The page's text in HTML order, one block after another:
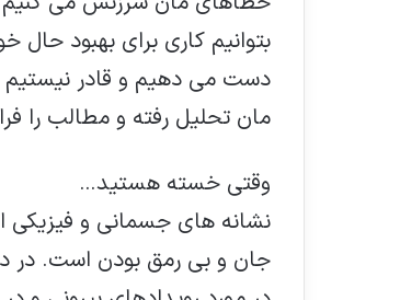
بتوانیم کاری برای بهبود حال
دست می دهیم و قادر
مان تحلیل رفته و مطالب را
وقتی خسته هستید…
نشانه های جسمانی و فیزیکی
جان و بی رمق بودن است. در